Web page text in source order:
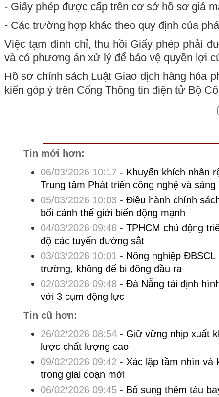
- Giấy phép được cấp trên cơ sở hồ sơ giả
- Các trường hợp khác theo quy định của
Việc tạm đình chỉ, thu hồi Giấy phép phải
và có phương án xử lý để bảo vệ quyền lợi
Hồ sơ chính sách Luật Giao dịch hàng hóa
kiến góp ý trên Cổng Thông tin điện tử Bộ
Tin mới hơn:
06/03/2026 10:17 - Khuyến khích nhân
Trung tâm Phát triển công nghệ và sáng
05/03/2026 10:03 - Điều hành chính
bối cảnh thế giới biến động mạnh
04/03/2026 09:46 - TPHCM chủ động
độ các tuyến đường sắt
03/03/2026 10:01 - Nông nghiệp
trường, không để bị động đầu ra
02/03/2026 09:48 - Đà Nẵng tái định
với 3 cụm động lực
Tin cũ hơn:
26/02/2026 08:54- Giữ vững nhịp xuất
lược chất lượng cao
09/02/2026 09:42 - Xác lập tầm nhìn và
trong giai đoạn mới
06/02/2026 09:45- Bổ sung thêm tàu